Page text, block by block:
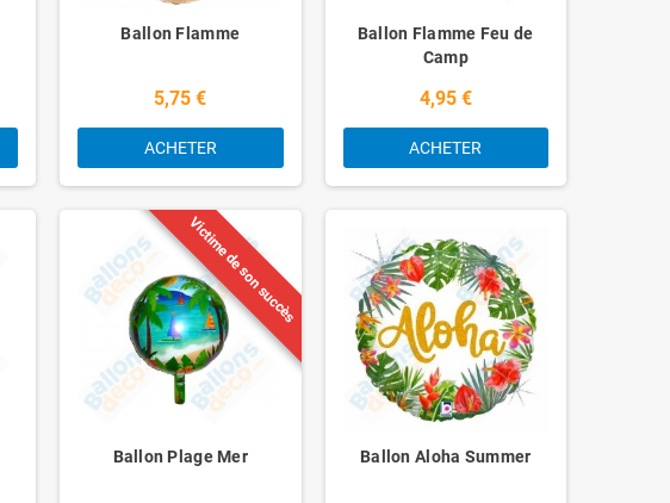
Ballon Flamme
5,75 €
ACHETER
Ballon Flamme Feu de
Camp
4,95 €
ACHETER
Victime de son succès
Ballon Plage Mer Ballon Aloha Summer